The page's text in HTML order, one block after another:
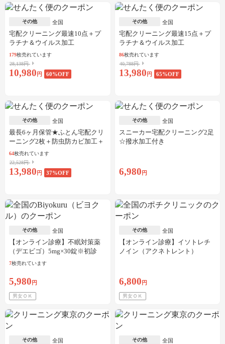
その他 全国
宅配クリーニング最速10点＋プ
ラチナ＆ウイルス加工
179枚売れています
28,138円
10,980 円 60%OFF
その他 全国
宅配クリーニング最速15点＋プ
ラチナ＆ウイルス加工
86枚売れています
40,788円
13,980 円 65%OFF
その他 全国
最長6ヶ月保管★ふとん宅配クリ
ーニング2枚＋防虫防カビ加工＋
しみ抜き
64枚売れています
22,528円
13,980 円 37%OFF
その他 全国
スニーカー宅配クリーニング2足
☆撥水加工付き
6,980 円
その他 全国
【オンライン診療】不眠対策薬
（デエビゴ）5mg×30錠※初診
料・送料込
7枚売れています
5,980 円
男女ＯＫ
その他 全国
【オンライン診療】イソトレチ
ノイン（アクネトレント）
6,800 円
男女ＯＫ
その他 全国 その他 全国